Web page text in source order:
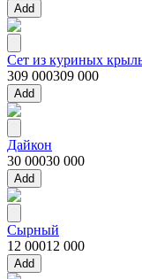
Add
Сет из куриных
309 000309 000
Add
Дайкон
30 00030 000
Add
Сырный
12 00012 000
Add